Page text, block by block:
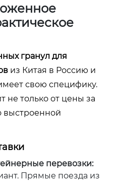
гранул для
из Китая в Россию и
свою специфику.
не только от цены за
выстроенной
перевозки:
Прямые поезда из